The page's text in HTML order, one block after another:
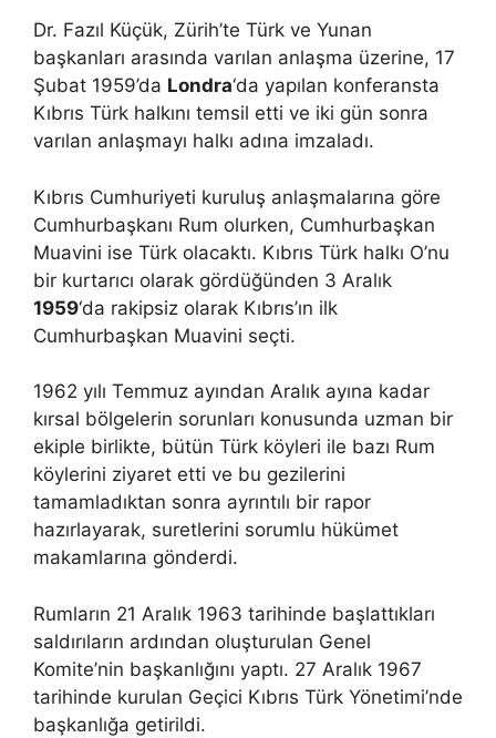
Dr. Fazıl Küçük, Zürih’te Türk ve Yunan
başkanları arasında varılan anlaşma üzerine, 17
Şubat 1959’da Londra‘da yapılan konferansta
Kıbrıs Türk halkını temsil etti ve iki gün sonra
varılan anlaşmayı halkı adına imzaladı.
Kıbrıs Cumhuriyeti kuruluş anlaşmalarına göre
Cumhurbaşkanı Rum olurken, Cumhurbaşkan
Muavini ise Türk olacaktı. Kıbrıs Türk halkı O’nu
bir kurtarıcı olarak gördüğünden 3 Aralık
1959‘da rakipsiz olarak Kıbrıs’ın ilk
Cumhurbaşkan Muavini seçti.
1962 yılı Temmuz ayından Aralık ayına kadar
kırsal bölgelerin sorunları konusunda uzman bir
ekiple birlikte, bütün Türk köyleri ile bazı Rum
köylerini ziyaret etti ve bu gezilerini
tamamladıktan sonra ayrıntılı bir rapor
hazırlayarak, suretlerini sorumlu hükümet
makamlarına gönderdi.
Rumların 21 Aralık 1963 tarihinde başlattıkları
saldırıların ardından oluşturulan Genel
Komite’nin başkanlığını yaptı. 27 Aralık 1967
tarihinde kurulan Geçici Kıbrıs Türk Yönetimi’nde
başkanlığa getirildi.